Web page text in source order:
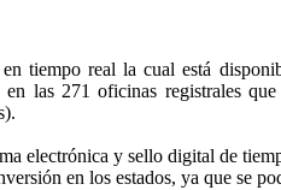
tiempo real la cual está
las 271 oficinas registrales
electrónica y sello digital de
en los estados, ya que se